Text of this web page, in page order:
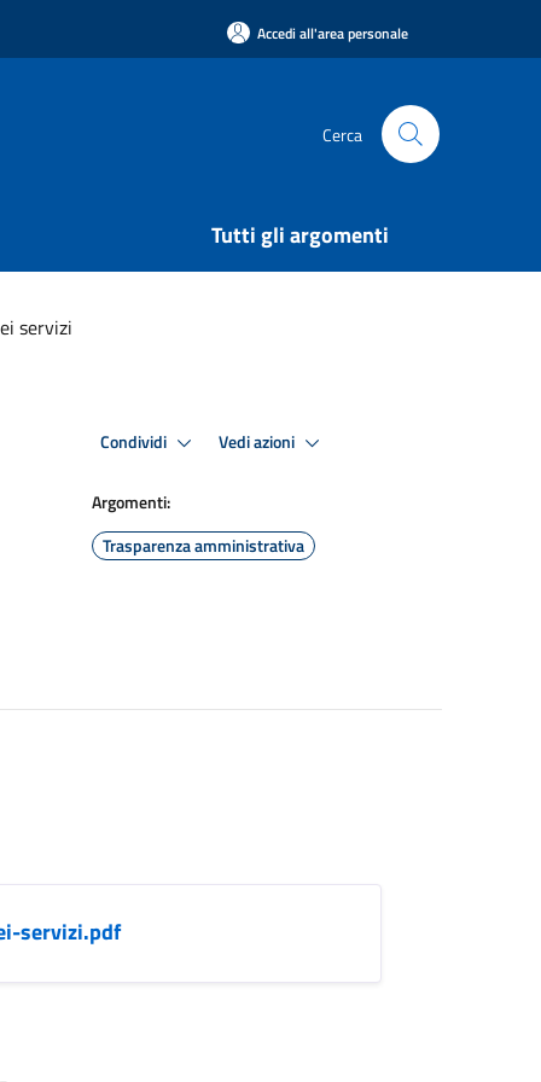
Accedi all'area personale
Cerca
Tutti gli argomenti
servizi
Condividi Vedi azioni
Argomenti:
Trasparenza amministrativa
servizi.pdf